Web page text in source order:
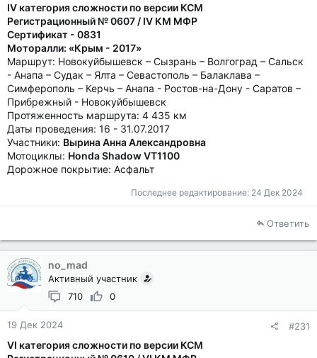
IV категория сложности по версии КСМ
Регистрационный № 0607 / IV КМ МФР
Сертификат - 0831
Моторалли: «Крым - 2017»
Маршрут: Новокуйбышевск – Сызрань – Волгоград – Сальск
- Анапа – Судак – Ялта – Севастополь – Балаклава –
Симферополь – Керчь – Анапа - Ростов-на-Дону - Саратов –
Прибрежный - Новокуйбышевск
Протяженность маршрута: 4 435 км
Даты проведения: 16 - 31.07.2017
Участники: Вырина Анна Александровна
Мотоциклы: Honda Shadow VT1100
Дорожное покрытие: Асфальт
Последнее редактирование: 24 Дек 2024
Ответить
no_mad
Активный участник
710
0
19 Дек 2024 #231
VI категория сложности по версии КСМ